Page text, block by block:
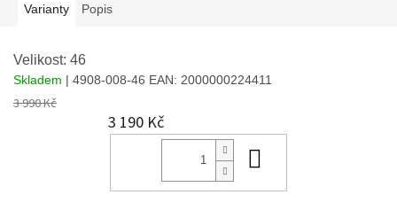
Varianty Popis
Velikost: 46
Skladem | 4908-008-46 EAN: 2000000224411
3 990 Kč
3 190 Kč